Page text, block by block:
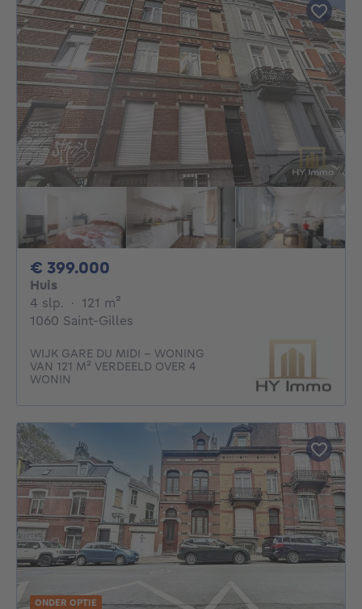
€ 399.000
Huis
4 slp. 4 slaapkamers
· 121 m²
1060 Saint-Gilles
WIJK GARE DU MIDI - WONING
VAN 121 M² VERDEELD OVER 4
WONIN
ONDER OPTIE